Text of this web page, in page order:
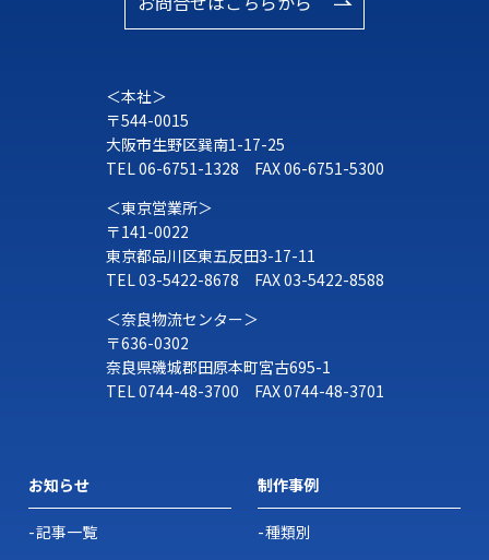
2. 各種のお問い合わせ対応
3.任意性について
個人情報の提供については、お客様の自由なご判断にお
任せいたします。ただし、必要な個人情報の一部をご提
供いただけない場合、当社のサービスの一部をお受けい
ただけない場合がございますので、ご了承ください。
当社は、法令に基づく場合等正当な理由によらない限
り、事前に本人の同意を得ることなく、個人情報を第三
者に開示・提供することはありません。
行上、個人情報の一部を外部の委託先へ提供する場合が
＜本社＞
〒544-0015
大阪市生野区巽南1-17-25
TEL 06-6751-1328 FAX 06-6751-5300
＜東京営業所＞
〒141-0022
東京都品川区東五反田3-17-11
TEL 03-5422-8678 FAX 03-5422-8588
＜奈良物流センター＞
〒636-0302
奈良県磯城郡田原本町宮古695-1
TEL 0744-48-3700 FAX 0744-48-3701
お知らせ
記事一覧
制作事例
種類別